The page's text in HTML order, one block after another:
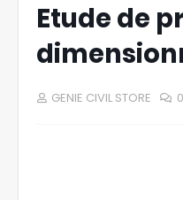
Etude de
GENIE CIVIL STORE